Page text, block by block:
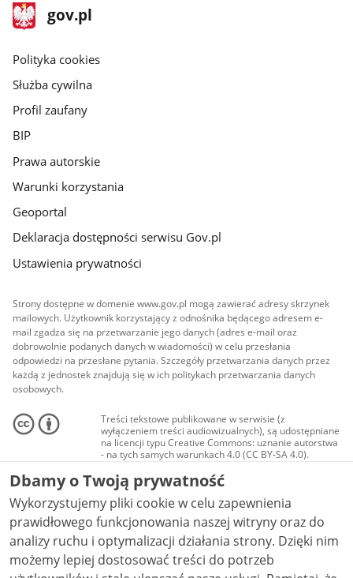
stopka
gov.pl
Strona
gov.pl
gov.pl
Polityka cookies
Służba cywilna
Profil zaufany
BIP
Prawa autorskie
Warunki korzystania
Geoportal
Deklaracja dostępności serwisu Gov.pl
Ustawienia prywatności
Strony dostępne w domenie www.gov.pl mogą zawierać adresy skrzynek
mailowych. Użytkownik korzystający z odnośnika będącego adresem e-
mail zgadza się na przetwarzanie jego danych (adres e-mail oraz
dobrowolnie podanych danych w wiadomości) w celu przesłania
odpowiedzi na przesłane pytania. Szczegóły przetwarzania danych przez
każdą z jednostek znajdują się w ich politykach przetwarzania danych
osobowych.
Treści tekstowe publikowane w serwisie (z
wyłączeniem treści audiowizualnych), są udostępniane
na licencji typu Creative Commons: uznanie autorstwa
- na tych samych warunkach 4.0 (CC BY-SA 4.0).
Materiały audiowizualne, w tym zdjęcia, materiały
audio i wideo, są udostępniane na licencji typu
Creative Commons: uznanie autorstwa użycie
niekomercyjne - bez utworów zależnych 4.0 (CC BY-
NC-ND 4.0), o ile nie jest to stwierdzone inaczej.
Dbamy o Twoją prywatność
Wykorzystujemy pliki cookie w celu zapewnienia
prawidłowego funkcjonowania naszej witryny oraz do
analizy ruchu i optymalizacji działania strony. Dzięki nim
możemy lepiej dostosować treści do potrzeb